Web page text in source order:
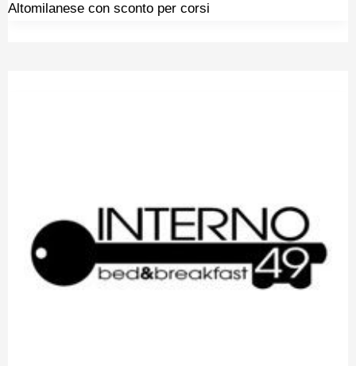
Altomilanese con sconto per corsi